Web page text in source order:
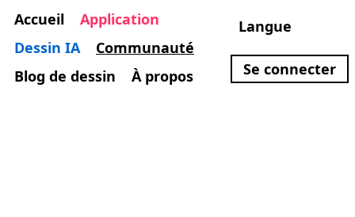
Accueil
Application
Dessin IA
Communauté
Blog de dessin
À propos
Langue
Se connecter